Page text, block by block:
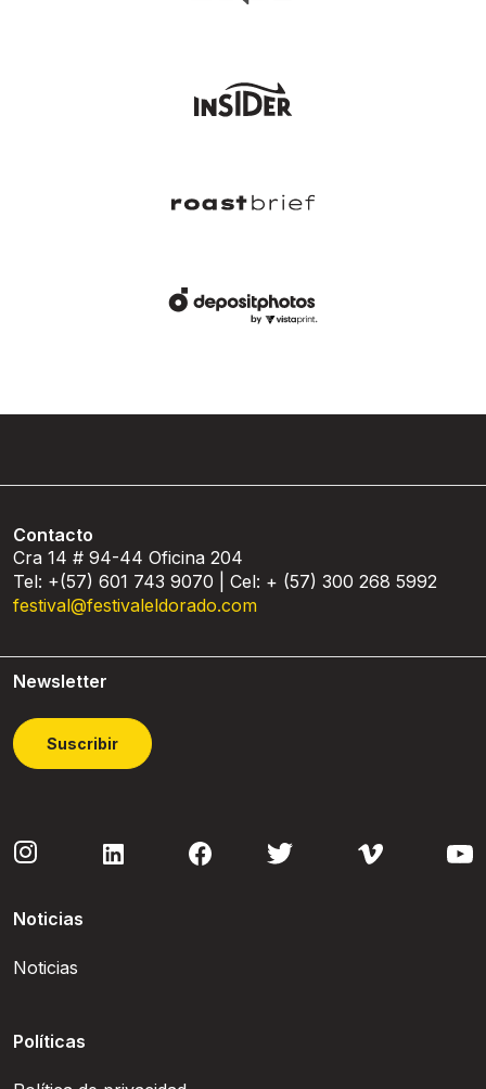
Contacto
Cra 14 # 94-44 Oficina 204
Tel: +(57) 601 743 9070 | Cel: + (57) 300 268 5992
festival@festivaleldorado.com
Newsletter
Suscribir
Noticias
Noticias
Políticas